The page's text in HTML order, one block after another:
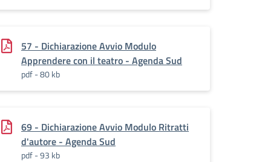
57 - Dichiarazione Avvio Modulo
Apprendere con il teatro - Agenda Sud
pdf - 80 kb
69 - Dichiarazione Avvio Modulo Ritratti
d'autore - Agenda Sud
pdf - 93 kb